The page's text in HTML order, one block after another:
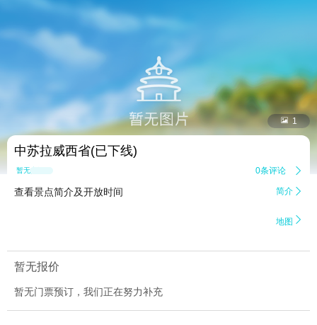
 1
中苏拉威西省(已下线)
暂无点评 0条评论 
查看景点简介及开放时间 简介 
地图 
暂无报价
暂无门票预订，我们正在努力补充